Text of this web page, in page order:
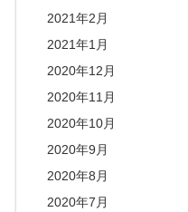
2021年2月
2021年1月
2020年12月
2020年11月
2020年10月
2020年9月
2020年8月
2020年7月